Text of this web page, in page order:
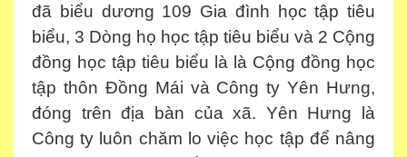
đã biểu dương 109 Gia đình học tập tiêu
biểu, 3 Dòng họ học tập tiêu biểu và 2 Cộng
đồng học tập tiêu biểu là là Cộng đồng học
tập thôn Đồng Mái và Công ty Yên Hưng,
đóng trên địa bàn của xã. Yên Hưng là
Công ty luôn chăm lo việc học tập để nâng